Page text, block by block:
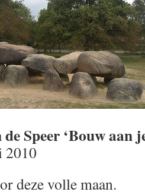
Speer ‘Bouw aan
2010
deze volle maan.